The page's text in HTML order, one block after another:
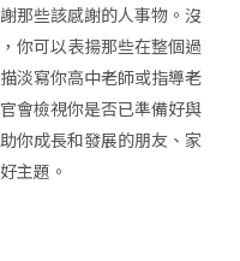
那些該感謝的人事物。沒
你可以表揚那些在整個過
淡寫你高中老師或指導老
會檢視你是否已準備好與
你成長和發展的朋友、家
主題。